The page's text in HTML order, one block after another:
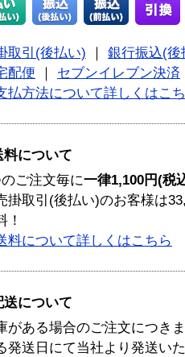
取引(後払い)
銀行振込(後
配便
セブンイレブン決済
払方法について詳しくはこ
料について
ご注文毎に一律1,100円(税
掛取引(後払い)のお客様は
！
料について詳しくはこちら
送について
がある場合のご注文につき
発送日にて当社より発送い